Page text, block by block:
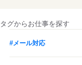
タグからお仕事を探す
#メール対応